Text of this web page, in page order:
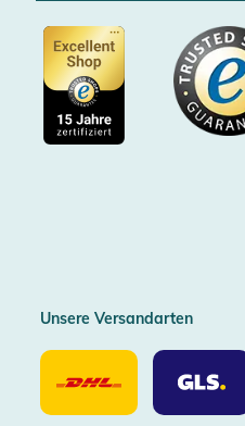
Unsere Versandarten
Unsere
Versandarten
DHL
Unsere
Versandarten
GLS